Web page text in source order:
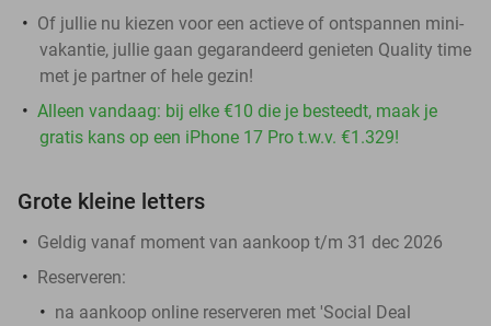
Of jullie nu kiezen voor een actieve of ontspannen mini-
vakantie, jullie gaan gegarandeerd genieten Quality time
met je partner of hele gezin!
Alleen vandaag: bij elke €10 die je besteedt, maak je
gratis kans op een iPhone 17 Pro t.w.v. €1.329!
Grote kleine letters
Geldig vanaf moment van aankoop t/m 31 dec 2026
Reserveren:
na aankoop online reserveren met 'Social Deal